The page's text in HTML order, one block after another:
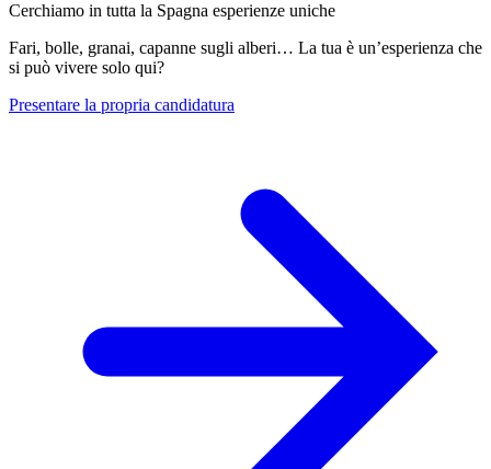
Cerchiamo in tutta la Spagna esperienze uniche
Fari, bolle, granai, capanne sugli alberi… La tua è un’esperienza che
si può vivere solo qui?
Presentare la propria candidatura